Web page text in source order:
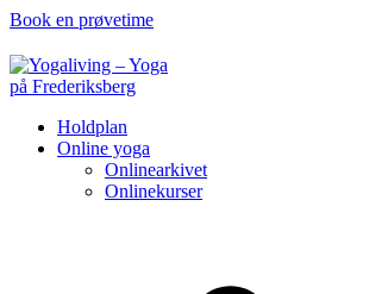
Book en prøvetime
Holdplan
Online yoga
Onlinearkivet
Onlinekurser